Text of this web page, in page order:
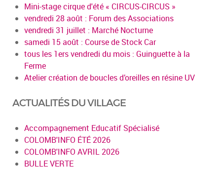
Mini-stage cirque d'été « CIRCUS-CIRCUS »
vendredi 28 août : Forum des Associations
vendredi 31 juillet : Marché Nocturne
samedi 15 août : Course de Stock Car
tous les 1ers vendredi du mois : Guinguette à la
Ferme
Atelier création de boucles d’oreilles en résine UV
ACTUALITÉS DU VILLAGE
Accompagnement Educatif Spécialisé
COLOMB'INFO ÉTÉ 2026
COLOMB'INFO AVRIL 2026
BULLE VERTE